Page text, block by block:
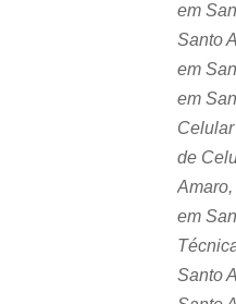
em
Santo
em
em
de
em
Santo